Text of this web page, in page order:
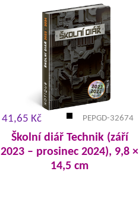
41,65 Kč PEPGD-32674
Školní diář Technik (září
2023 – prosinec 2024), 9,8 ×
14,5 cm